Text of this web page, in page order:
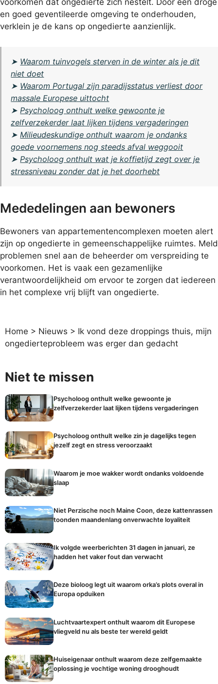
voorkomen dat ongedierte zich nestelt. Door een droge
en goed geventileerde omgeving te onderhouden,
verklein je de kans op ongedierte aanzienlijk.
➤ Waarom tuinvogels sterven in de winter als je dit
niet doet
➤ Waarom Portugal zijn paradijsstatus verliest door
massale Europese uittocht
➤ Psycholoog onthult welke gewoonte je
zelfverzekerder laat lijken tijdens vergaderingen
➤ Milieudeskundige onthult waarom je ondanks
goede voornemens nog steeds afval weggooit
➤ Psycholoog onthult wat je koffietijd zegt over je
stressniveau zonder dat je het doorhebt
Mededelingen aan bewoners
Bewoners van appartementencomplexen moeten alert
zijn op ongedierte in gemeenschappelijke ruimtes. Meld
problemen snel aan de beheerder om verspreiding te
voorkomen. Het is vaak een gezamenlijke
verantwoordelijkheid om ervoor te zorgen dat iedereen
in het complexe vrij blijft van ongedierte.
Home > Nieuws > Ik vond deze droppings thuis, mijn
ongedierteprobleem was erger dan gedacht
Niet te missen
Psycholoog onthult welke gewoonte je
zelfverzekerder laat lijken tijdens vergaderingen
Psycholoog onthult welke zin je dagelijks tegen
jezelf zegt en stress veroorzaakt
Waarom je moe wakker wordt ondanks voldoende
slaap
Niet Perzische noch Maine Coon, deze kattenrassen
toonden maandenlang onverwachte loyaliteit
Ik volgde weerberichten 31 dagen in januari, ze
hadden het vaker fout dan verwacht
Deze bioloog legt uit waarom orka’s plots overal in
Europa opduiken
Luchtvaartexpert onthult waarom dit Europese
vliegveld nu als beste ter wereld geldt
Huiseigenaar onthult waarom deze zelfgemaakte
oplossing je vochtige woning drooghoudt